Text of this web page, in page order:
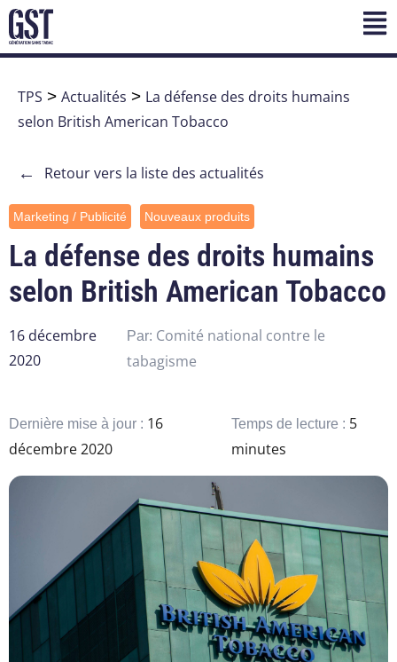
TPS > Actualités > La défense des droits humains
selon British American Tobacco
← Retour vers la liste des actualités
Marketing / Publicité Nouveaux produits
La défense des droits humains
selon British American Tobacco
16 décembre
2020
Par: Comité national contre le
tabagisme
Dernière mise à jour : 16
décembre 2020
Temps de lecture : 5
minutes